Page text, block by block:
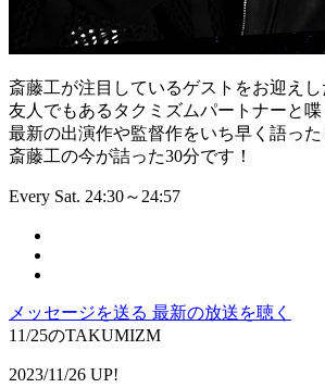
斎藤工が注目しているゲストをお迎えし
友人でもあるタクミズムパートナーと喋
最新の出演作や監督作をいち早く語った
斎藤工の今が詰った30分です！
Every Sat. 24:30～24:57
メッセージを送る 最新の放送を聴く
11/25のTAKUMIZM
2023/11/26 UP!